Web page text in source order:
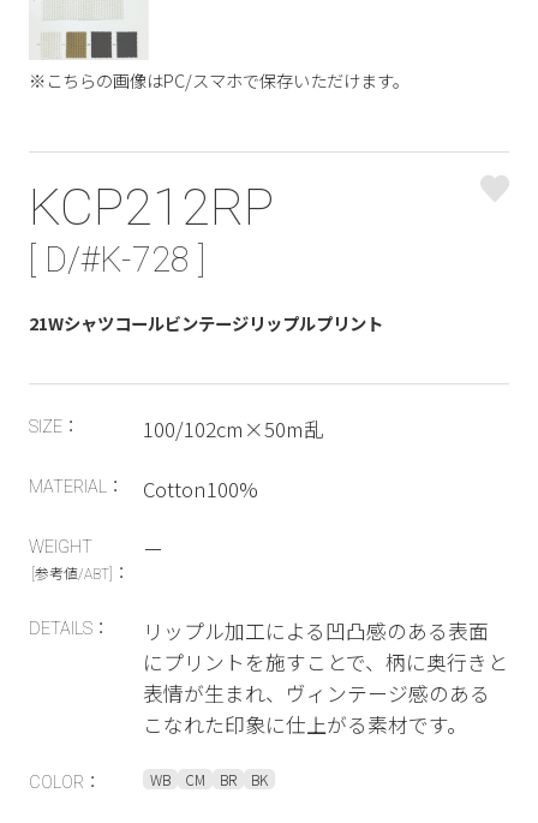
※こちらの画像はPC/スマホで保存いただけます。
KCP212RP
[ D/#K-728 ]
21Wシャツコールビンテージリップルプリント
SIZE： 100/102cm×50m乱
MATERIAL： Cotton100%
WEIGHT
[参考値/ABT] ：
ー
DETAILS：
リップル加工による凹凸感のある表面
にプリントを施すことで、柄に奥行きと
表情が生まれ、ヴィンテージ感のある
こなれた印象に仕上がる素材です。
COLOR： WB CM BR BK